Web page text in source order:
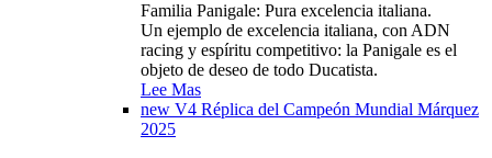
Familia Panigale: Pura excelencia italiana.
Un ejemplo de excelencia italiana, con ADN
racing y espíritu competitivo: la Panigale es el
objeto de deseo de todo Ducatista.
Lee Mas
new V4 Réplica del Campeón Mundial Márquez
2025